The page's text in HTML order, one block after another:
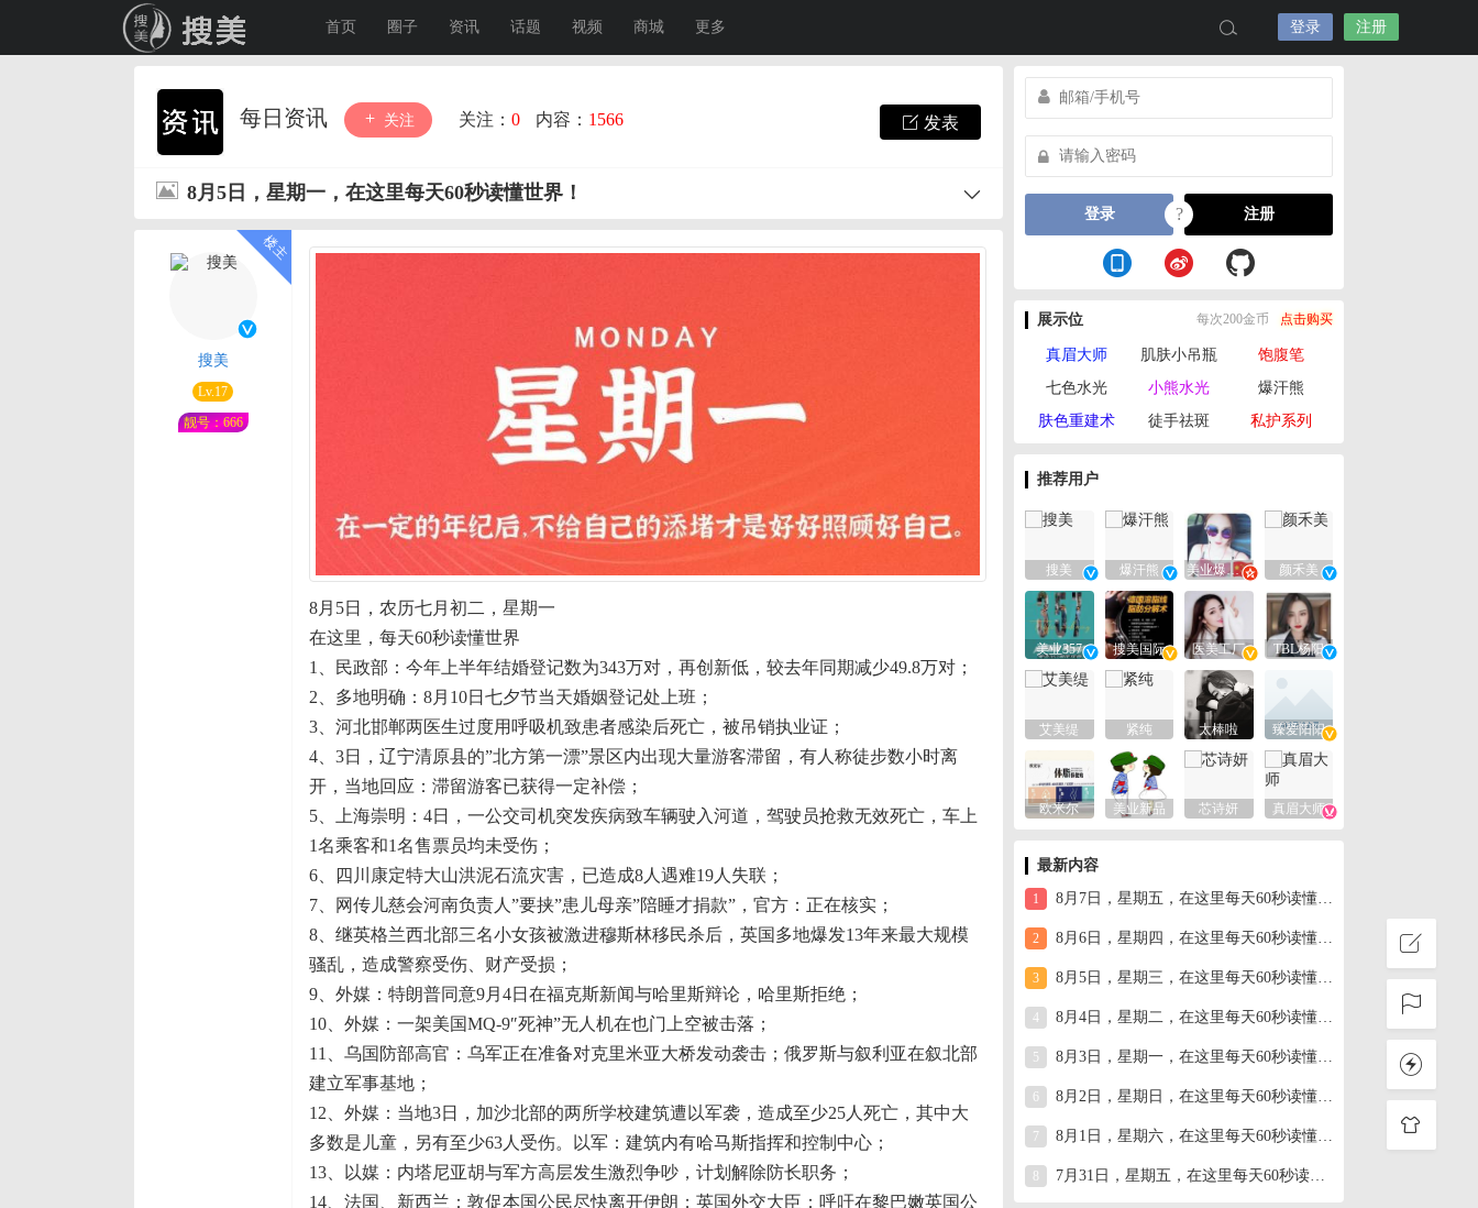
首页 圈子 资讯 话题 视频 商城 更多 登录 注册
每日资讯 关注 关注： 0 内容： 1566 发表
8月5日，星期一，在这里每天60秒读懂世界！
搜美
Lv.17
靓号：666
8月5日，农历七月初二，星期一
在这里，每天60秒读懂世界
1、民政部：今年上半年结婚登记数为343万对，再创新低，较去年同期减少49.8万对；
2、多地明确：8月10日七夕节当天婚姻登记处上班；
3、河北邯郸两医生过度用呼吸机致患者感染后死亡，被吊销执业证；
4、3日，辽宁清原县的”北方第一漂”景区内出现大量游客滞留，有人称徒步数小时离
开，当地回应：滞留游客已获得一定补偿；
5、上海崇明：4日，一公交司机突发疾病致车辆驶入河道，驾驶员抢救无效死亡，车上
1名乘客和1名售票员均未受伤；
6、四川康定特大山洪泥石流灾害，已造成8人遇难19人失联；
7、网传儿慈会河南负责人”要挟”患儿母亲”陪睡才捐款”，官方：正在核实；
8、继英格兰西北部三名小女孩被激进穆斯林移民杀后，英国多地爆发13年来最大规模
骚乱，造成警察受伤、财产受损；
9、外媒：特朗普同意9月4日在福克斯新闻与哈里斯辩论，哈里斯拒绝；
10、外媒：一架美国MQ-9″死神”无人机在也门上空被击落；
11、乌国防部高官：乌军正在准备对克里米亚大桥发动袭击；俄罗斯与叙利亚在叙北部
建立军事基地；
12、外媒：当地3日，加沙北部的两所学校建筑遭以军袭，造成至少25人死亡，其中大
多数是儿童，另有至少63人受伤。以军：建筑内有哈马斯指挥和控制中心；
13、以媒：内塔尼亚胡与军方高层发生激烈争吵，计划解除防长职务；
14、法国、新西兰：敦促本国公民尽快离开伊朗；英国外交大臣：呼吁在黎巴嫩英国公
登录 ? 注册
展示位 每次200金币 点击购买
真眉大师 肌肤小吊瓶
饱腹笔
七色水光
小熊水光
爆汗熊
肤色重建术
徒手祛斑 私护系列
推荐用户
搜美 爆汗熊 美业爆款平台 颜禾美
美业357 搜美国际 医美工厂 TBL杨阳
艾美缇 紧纯 太棒啦 臻爱阳阳
欧米尔 美业新品 芯诗妍 真眉大师
最新内容
1 8月7日，星期五，在这里每天60秒读懂世界！
2 8月6日，星期四，在这里每天60秒读懂世界！
3 8月5日，星期三，在这里每天60秒读懂世界！
4 8月4日，星期二，在这里每天60秒读懂世界！
5 8月3日，星期一，在这里每天60秒读懂世界！
6 8月2日，星期日，在这里每天60秒读懂世界！
7 8月1日，星期六，在这里每天60秒读懂世界！
7月31日，星期五，在这里每天60秒读懂世界！